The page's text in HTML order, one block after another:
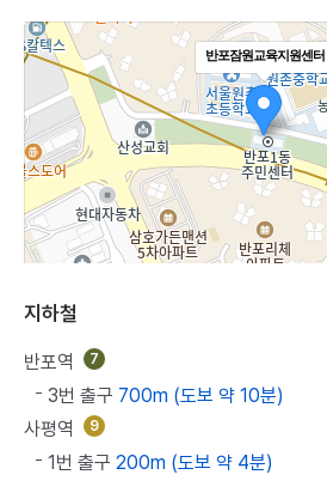
반포잠원교육지원센터
지하철
반포역 7
3번 출구 700m (도보 약 10분)
사평역
9
1번 출구 200m (도보 약 4분)